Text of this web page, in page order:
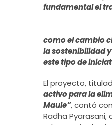
fundamental el
como el cambio
la sostenibilidad
este tipo de
El proyecto,
activo para la
Maule”, contó
Radha